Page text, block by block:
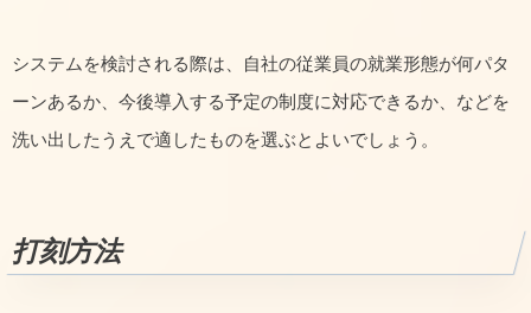
システムを検討される際は、自社の従業員の就業形態が何パタ
ーンあるか、今後導入する予定の制度に対応できるか、などを
洗い出したうえで適したものを選ぶとよいでしょう。
打刻方法